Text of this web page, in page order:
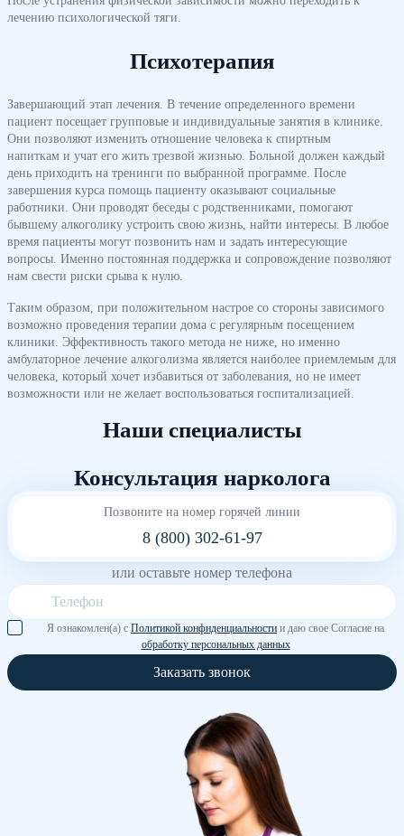
лечению психологической тяги.
Психотерапия
Завершающий этап лечения. В течение определенного времени
пациент посещает групповые и индивидуальные занятия в клинике.
Они позволяют изменить отношение человека к спиртным
напиткам и учат его жить трезвой жизнью. Больной должен каждый
день приходить на тренинги по выбранной программе. После
завершения курса помощь пациенту оказывают социальные
работники. Они проводят беседы с родственниками, помогают
бывшему алкоголику устроить свою жизнь, найти интересы. В любое
время пациенты могут позвонить нам и задать интересующие
вопросы. Именно постоянная поддержка и сопровождение позволяют
нам свести риски срыва к нулю.
Таким образом, при положительном настрое со стороны зависимого
возможно проведения терапии дома с регулярным посещением
клиники. Эффективность такого метода не ниже, но именно
амбулаторное лечение алкоголизма является наиболее приемлемым для
человека, который хочет избавиться от заболевания, но не имеет
возможности или не желает воспользоваться госпитализацией.
Наши специалисты
Консультация нарколога
Позвоните на номер горячей линии
8 (800) 302-61-97
или оставьте номер телефона
Я ознакомлен(а) с Политикой конфиденциальности и даю свое Согласие на
обработку персональных данных
Заказать звонок